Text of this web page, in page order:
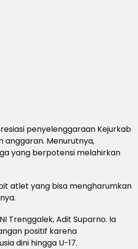
penyelenggaraan Kejurkab
Menurutnya,
yang berpotensi melahirkan
atlet yang bisa mengharumkan
Trenggalek, Adit Suparno. Ia
positif karena
dini hingga U-17.